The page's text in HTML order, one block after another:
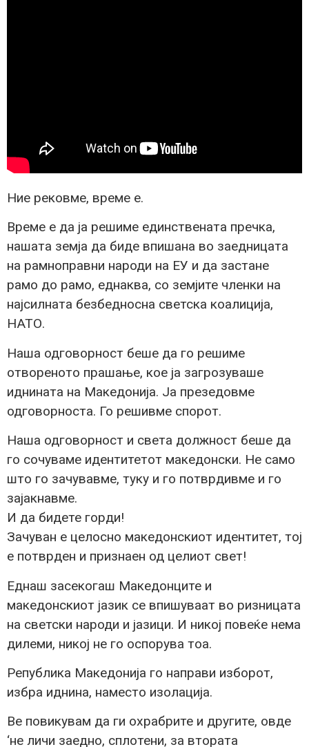
Ние рековме, време е.
Време е да ја решиме единствената пречка,
нашата земја да биде впишана во заедницата
на рамноправни народи на ЕУ и да застане
рамо до рамо, еднаква, со земјите членки на
најсилната безбедносна светска коалиција,
НАТО.
Наша одговорност беше да го решиме
отвореното прашање, кое ја загрозуваше
иднината на Македонија. Ја презедовме
одговорноста. Го решивме спорот.
Наша одговорност и света должност беше да
го сочуваме идентитетот македонски. Не само
што го зачувавме, туку и го потврдивме и го
зајакнавме.
И да бидете горди!
Зачуван е целосно македонскиот идентитет, тој
е потврден и признаен од целиот свет!
Еднаш засекогаш Македонците и
македонскиот јазик се впишуваат во ризницата
на светски народи и јазици. И никој повеќе нема
дилеми, никој не го оспорува тоа.
Република Македонија го направи изборот,
избра иднина, наместо изолација.
Ве повикувам да ги охрабрите и другите, овде
‘не личи заедно, сплотени, за втората